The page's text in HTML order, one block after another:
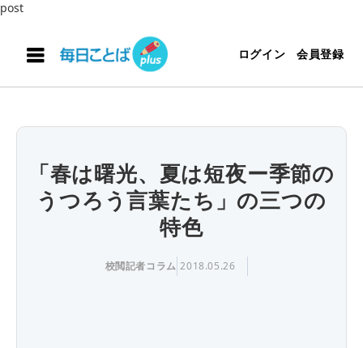
post
ログイン 会員登録
「春は曙光、夏は短夜ー季節の
うつろう言葉たち」の三つの
特色
校閲記者コラム 2018.05.26